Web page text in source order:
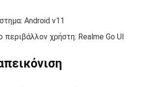
Android v11
χρήστη: Realme Go UI